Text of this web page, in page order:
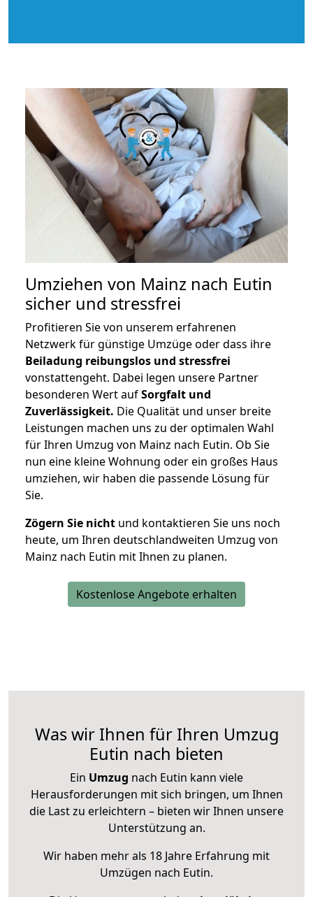
Umziehen von Mainz nach Eutin
sicher und stressfrei
Profitieren Sie von unserem erfahrenen
Netzwerk für günstige Umzüge oder dass ihre
Beiladung reibungslos und stressfrei
vonstattengeht. Dabei legen unsere Partner
besonderen Wert aufSorgfalt und
Zuverlässigkeit. Die Qualität und unser breite
Leistungen machen uns zu der optimalen Wahl
für Ihren Umzug von Mainz nach Eutin. Ob Sie
nun eine kleine Wohnung oder ein großes Haus
umziehen, wir haben die passende Lösung für
Sie.
Zögern Sie nicht und kontaktieren Sie uns noch
heute, um Ihren deutschlandweiten Umzug von
Mainz nach Eutin mit Ihnen zu planen.
Kostenlose Angebote erhalten
Was wir Ihnen für Ihren Umzug
Eutin nach bieten
Ein Umzug nach Eutin kann viele
Herausforderungen mit sich bringen, um Ihnen
die Last zu erleichtern – bieten wir Ihnen unsere
Unterstützung an.
Wir haben mehr als 18 Jahre Erfahrung mit
Umzügen nach Eutin.